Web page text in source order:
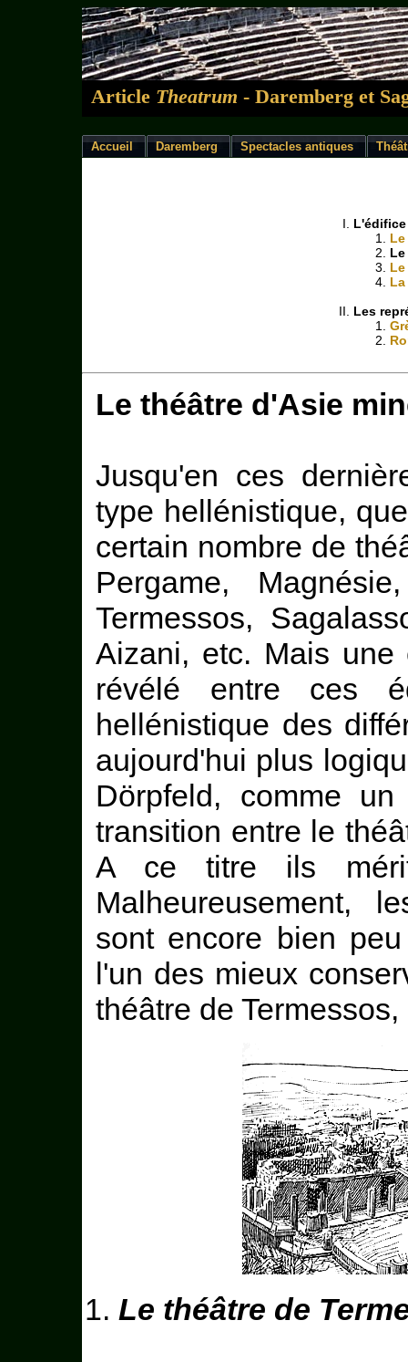
Article Theatrum - Daremberg et
Accueil Daremberg Spectacles antiques
L'édifice
Les
Le théâtre d'Asie
Jusqu'en ces
type hellénistique,
certain nombre de
Pergame,
Termessos,
Aizani, etc. Mais une
révélé entre ces
hellénistique des
aujourd'hui plus
Dörpfeld, comme
transition entre le
A ce titre ils
Malheureusement,
sont encore bien
l'un des mieux
théâtre de
Le théâtre de